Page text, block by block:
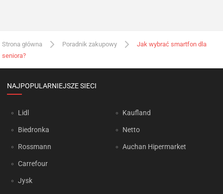
Strona główna Poradnik zakupowy
Jak wybrać smartfon dla
seniora?
NAJPOPULARNIEJSZE SIECI
Lidl
Biedronka
Rossmann
Carrefour
Jysk
Kaufland
Netto
Auchan Hipermarket